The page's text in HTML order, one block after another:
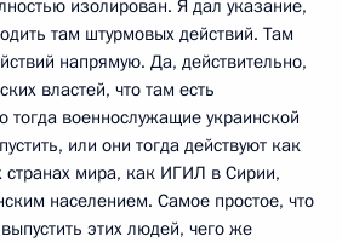
изолирован. Я дал указание,
там штурмовых действий. Там
напрямую. Да, действительно,
властей, что там есть
военнослужащие украинской
или они тогда действуют как
странах мира, как ИГИЛ в Сирии,
населением. Самое простое, что
этих людей, чего же